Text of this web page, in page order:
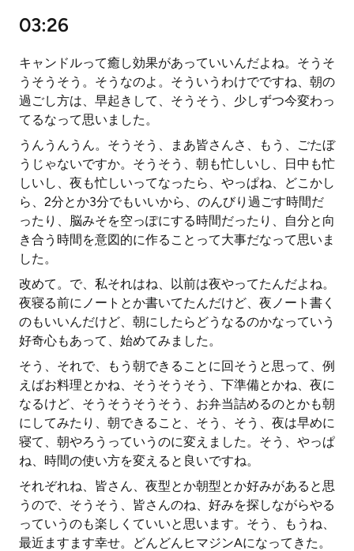
03:26
キャンドルって癒し効果があっていいんだよね。そうそ
うそうそう。そうなのよ。そういうわけでですね、朝の
過ごし方は、早起きして、そうそう、少しずつ今変わっ
てるなって思いました。
うんうんうん。そうそう、まあ皆さんさ、もう、ごたぼ
うじゃないですか。そうそう、朝も忙しいし、日中も忙
しいし、夜も忙しいってなったら、やっぱね、どこかし
ら、2分とか3分でもいいから、のんびり過ごす時間だ
ったり、脳みそを空っぽにする時間だったり、自分と向
き合う時間を意図的に作ることって大事だなって思いま
した。
改めて。で、私それはね、以前は夜やってたんだよね。
夜寝る前にノートとか書いてたんだけど、夜ノート書く
のもいいんだけど、朝にしたらどうなるのかなっていう
好奇心もあって、始めてみました。
そう、それで、もう朝できることに回そうと思って、例
えばお料理とかね、そうそうそう、下準備とかね、夜に
なるけど、そうそうそうそう、お弁当詰めるのとかも朝
にしてみたり、朝できること、そう、そう、夜は早めに
寝て、朝やろうっていうのに変えました。そう、やっぱ
ね、時間の使い方を変えると良いですね。
それぞれね、皆さん、夜型とか朝型とか好みがあると思
うので、そうそう、皆さんのね、好みを探しながらやる
っていうのも楽しくていいと思います。そう、もうね、
最近ますます幸せ。どんどんヒマジンAになってきた。